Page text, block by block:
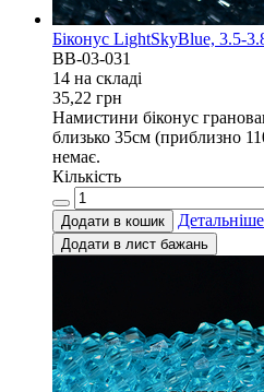
Біконус LightSkyBlue, 3.5-
BB-03-031
14 на складi
35,22 грн
Намистини біконус
близько 35см (приблизно
немає.
Кількість
Додати в кошик
Додати в лист бажань